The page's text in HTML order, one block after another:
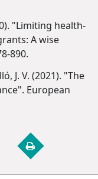
"Limiting health-
A wise
890.
J. V. (2021). "The
European